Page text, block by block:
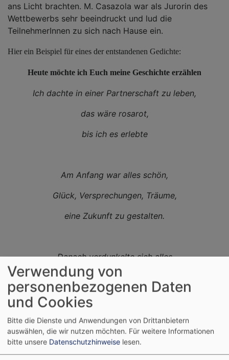
ans Licht brachten. M. Casazola war als Jurorin des
Wettbewerbs sehr beeindruckt und lud die
TeilnehmerInnen zu sich nach Hause ein.
Hier ein Beispiel für eines der entstandenen Gedichte:
Heute möchte ich Euch meine Geschichte erzählen
Ich dachte in einer Partnerschaft zu leben,
das wäre rosarot,
bis ich es erlebte
Am Anfang war alles schön,
Glück, Versprechungen, Träume,
eine Zukunft zu gestalten.
Danach verdunkelte sich alles
und nichts war wie zuvor.
Jeden Tag gab es Beleidigungen, Schläge,
Schreie.
Verwendung von
personenbezogenen Daten
und Cookies
Bitte die Dienste und Anwendungen von Drittanbietern
auswählen, die wir nutzen möchten. Für weitere Informationen
bitte unsere Datenschutzhinweise lesen.